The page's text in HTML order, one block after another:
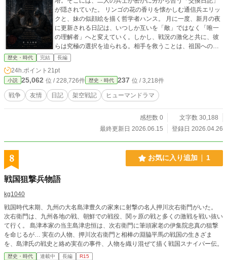
が隠されていた。 リンゴの花の香りを懐かしむ通信兵エリッ
クと、妹の似顔絵を描く哲学者ハンス。 月に一度、新月の夜
に更新される日記は、いつしか互いを「敵」ではなく「唯一
の理解者」へと変えていく。しかし、戦況の激化と共に、彼
らは究極の選択を迫られる。相手を救うことは、祖国への反
逆を意味していた。 飢え、凍土、そして名前の解禁。 13ヶ月
にわたる魂の交流と、炎の中で交わされた「笑顔の敬礼」。
戦後、一人の老兵が守り抜いたその記憶は、やがて国境を越
え、平和の象徴としてリンゴの花を咲かせていく。
歴史・時代 完結 長編
24h.ポイント 21pt
小説 25,062 位 / 228,726件 歴史・時代 237 位 / 3,218件
戦争 友情 日記 架空戦記 ヒューマンドラマ
感想数 0
文字数 30,188
最終更新日 2026.06.15
登録日 2026.04.26
8 お気に入り追加 1
戦国狙撃兵物語
kg1040
戦国時代末期、九州の大名島津豊久の家来に射撃の名人押川次右衛門がいた。
次右衛門は、九州各地の戦、朝鮮での戦役、関ヶ原の戦と多くの激戦を戦い抜い
て行く。 島津本家の当主島津忠恒は、次右衛門に筆頭家老の伊集院忠真の狙撃
を命じるが… 実在の人物、押川次右衛門と相棒の淵脇平馬の戦国の生きざま
を、島津氏の戦史と絡め実在の事件、人物を織り混ぜて描く戦国スナイパー伝。
歴史・時代 連載中 長編 R15